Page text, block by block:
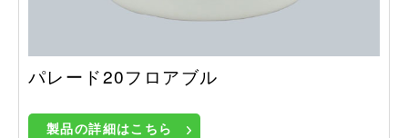
パレード20フロアブル
製品の詳細はこちら